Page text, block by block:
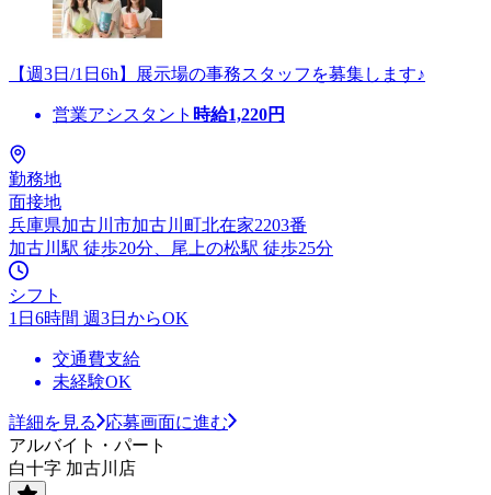
【週3日/1日6h】展示場の事務スタッフを募集します♪
営業アシスタント 時給1,220円
勤務地
面接地
兵庫県加古川市加古川町北在家2203番
加古川駅 徒歩20分、尾上の松駅 徒歩25分
シフト
1日6時間 週3日からOK
交通費支給
未経験OK
詳細を見る
応募画面に進む
アルバイト・パート
白十字 加古川店